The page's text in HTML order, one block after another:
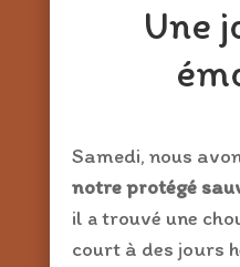
Une
Samedi, nous
notre protégé
il a trouvé une
court à des jours